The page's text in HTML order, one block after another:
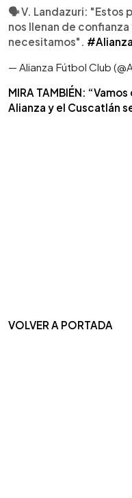
🗣 V. Landazuri: "Estos
nos llenan de
necesitamos".
— Alianza Fútbol Club
MIRA TAMBIÉN:
Alianza y el Cuscatlán
VOLVER A PORTADA